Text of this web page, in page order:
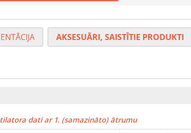
AKSESUĀRI, SAISTĪTIE PRODUKTI
dati ar 1. (samazināto) ātrumu